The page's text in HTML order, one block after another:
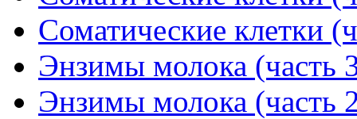
Соматические клетки
Энзимы молока (часть
Энзимы молока (часть